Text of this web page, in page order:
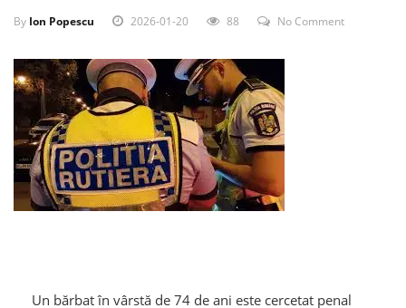
By Ion Popescu 2026-01-20 88 No Comment
Un bărbat în vârstă de 74 de ani este cercetat penal